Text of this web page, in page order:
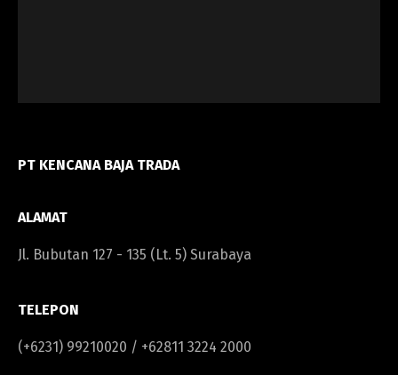
PT KENCANA BAJA TRADA
ALAMAT
Jl. Bubutan 127 - 135 (Lt. 5) Surabaya
TELEPON
(+6231) 99210020 / +62811 3224 2000